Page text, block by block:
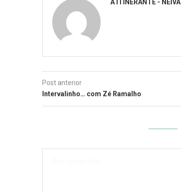
A ITINERANTE - NEIVA
Post anterior
Intervalinho… com Zé Ramalho